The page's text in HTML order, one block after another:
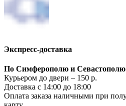
Экспресс-доставка
По Симферополю и Севастополю
Курьером до двери – 150 р.
Доставка с 14:00 до 18:00
Оплата заказа наличными при